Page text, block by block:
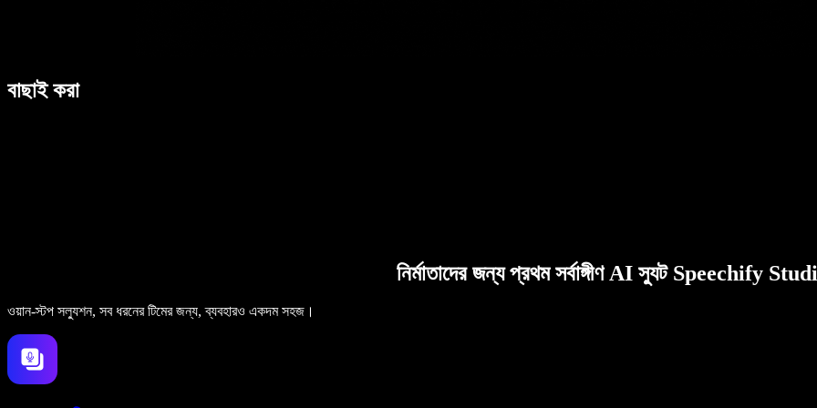
বাছাই করা
নির্মাতাদের জন্য প্রথম সর্বাঙ্গীণ AI স্যুট Speechify
ওয়ান-স্টপ সল্যুশন, সব ধরনের টিমের জন্য, ব্যবহারও একদম সহজ।